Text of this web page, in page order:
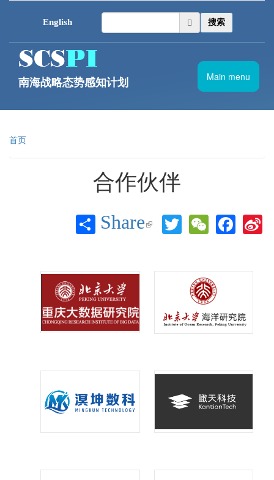
南海战略态势感知计划
搜索
English
Main menu
首页
合作伙伴
Share
(link is
TwitterWeChat